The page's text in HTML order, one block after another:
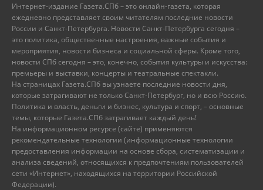
Интернет-издание Газета.СПб – это онлайн-газета, которая
ежедневно представляет своим читателям последние новости
России и Санкт-Петербурга. Новости Санкт-Петербурга сегодня –
это политика, общественные настроения, важные события и
мероприятия, новости бизнеса и социальной сферы. Кроме того,
новости СПб сегодня – это, конечно, события культуры и искусства:
премьеры и выставки, концерты и театральные спектакли.
На страницах Газета.СПб вы узнаете последние новости дня,
которые затрагивают не только Санкт-Петербург, но и всю Россию.
Политика и власть, деньги и бизнес, культура и спорт, – основные
темы, которые Газета.СПб затрагивает каждый день!
На информационном ресурсе (сайте) применяются
рекомендательные технологии (информационные технологии
предоставления информации на основе сбора, систематизации и
анализа сведений, относящихся к предпочтениям пользователей
сети «Интернет», находящихся на территории Российской
Федерации).